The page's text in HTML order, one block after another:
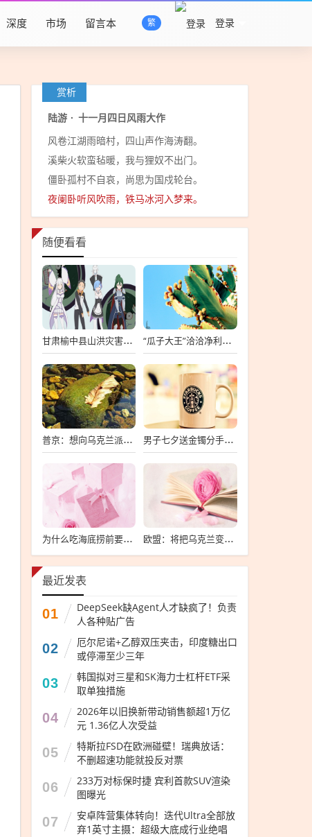
登录
繁
深度 市场 留言本
赏析
陆游 · 十一月四日风雨大作
风卷江湖雨暗村，四山声作海涛翻。
溪柴火软蛮毡暖，我与狸奴不出门。
僵卧孤村不自哀，尚思为国戍轮台。
夜阑卧听风吹雨，铁马冰河入梦来。
随便看看
甘肃榆中县山洪灾害已致10死33失联 “瓜子大王”洽洽净利暴跌7成
普京：想向乌克兰派兵？敢来就打，普京，敢派兵到乌克兰，将面临严厉反击 男子七夕送金镯分手后要女友还钱
为什么吃海底捞前要先上个坡 欧盟：将把乌克兰变成“钢铁豪猪”
最近发表
01
DeepSeek缺Agent人才缺疯了！负责
人各种贴广告
02
厄尔尼诺+乙醇双压夹击，印度糖出口
或停滞至少三年
03
韩国拟对三星和SK海力士杠杆ETF采
取单独措施
04
2026年以旧换新带动销售额超1万亿
元 1.36亿人次受益
05
特斯拉FSD在欧洲碰壁！瑞典放话：
不删超速功能就投反对票
06
233万对标保时捷 宾利首款SUV渲染
图曝光
07
安卓阵营集体转向！迭代Ultra全部放
弃1英寸主摄：超级大底成行业绝唱